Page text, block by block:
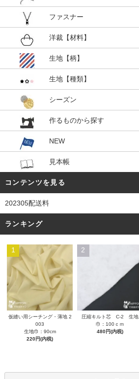
ファスナー
洋裁【材料】
生地【柄】
生地【種類】
シーズン
作るものから探す
NEW
見本帳
コンテンツを見る
202305配送料
ランキング
1
仮縫い用シーチング・薄地 2
003
生地巾：90cm
220円(内税)
2
圧縮キルト芯 C-2 生地
巾：100ｃｍ
480円(内税)